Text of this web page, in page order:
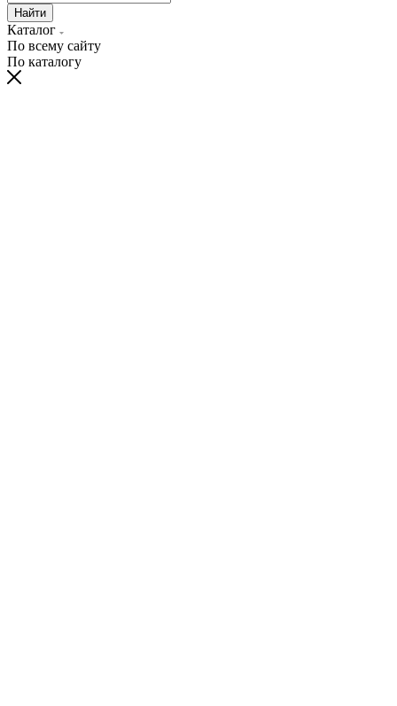
Найти
Каталог
По всему сайту
По каталогу